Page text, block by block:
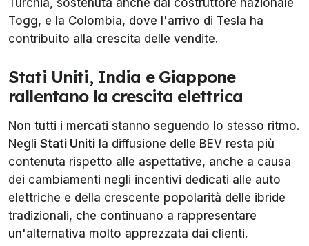
Togg, e la Colombia, dove l'arrivo di Tesla ha
contribuito alla crescita delle vendite.
Stati Uniti, India e Giappone
rallentano la crescita elettrica
Non tutti i mercati stanno seguendo lo stesso ritmo.
Negli Stati Uniti la diffusione delle BEV resta più
contenuta rispetto alle aspettative, anche a causa
dei cambiamenti negli incentivi dedicati alle auto
elettriche e della crescente popolarità delle ibride
tradizionali, che continuano a rappresentare
un'alternativa molto apprezzata dai clienti.